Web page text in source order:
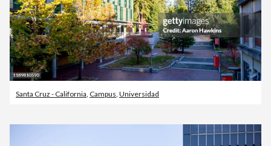
Santa Cruz - California Campus Universidad